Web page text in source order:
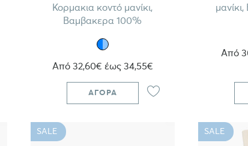
Κορμακια κοντό μανίκι,
Βαμβακερα 100%
Από 32,60€ έως 34,55€
ΑΓΟΡΆ
Από
SALE SALE